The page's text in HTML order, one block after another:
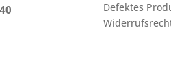
Defektes